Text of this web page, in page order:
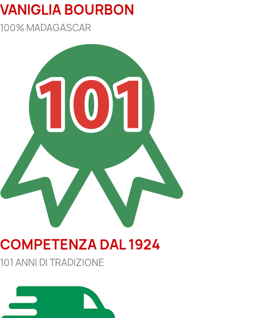
VANIGLIA BOURBON
100% MADAGASCAR
COMPETENZA DAL 1924
101 ANNI DI TRADIZIONE